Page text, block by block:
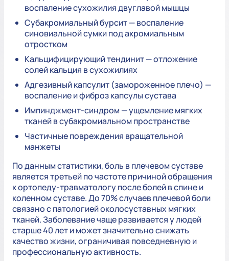
воспаление сухожилия двуглавой мышцы
Субакромиальный бурсит — воспаление
синовиальной сумки под акромиальным
отростком
Кальцифицирующий тендинит — отложение
солей кальция в сухожилиях
Адгезивный капсулит (замороженное плечо) —
воспаление и фиброз капсулы сустава
Импинджмент-синдром — ущемление мягких
тканей в субакромиальном пространстве
Частичные повреждения вращательной
манжеты
По данным статистики, боль в плечевом суставе
является третьей по частоте причиной обращения
к ортопеду-травматологу после болей в спине и
коленном суставе. До 70% случаев плечевой боли
связано с патологией околосуставных мягких
тканей. Заболевание чаще развивается у людей
старше 40 лет и может значительно снижать
качество жизни, ограничивая повседневную и
профессиональную активность.